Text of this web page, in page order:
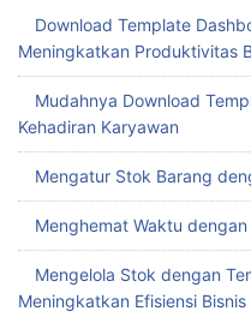
Download Template
Meningkatkan Produktivitas
Mudahnya Download
Kehadiran Karyawan
Mengatur Stok Barang
Menghemat Waktu
Mengelola Stok dengan
Meningkatkan Efisiensi Bisnis